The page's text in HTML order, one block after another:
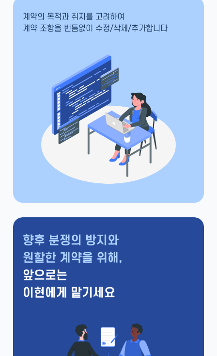
계약의 목적과 취지를 고려하여
향후 분쟁의 방지와
원할한 계약을 위해,
앞으로는
이현에게 맡기세요